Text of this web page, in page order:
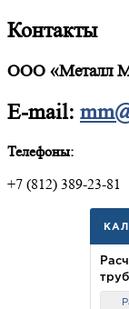
Контакты
ООО «Металл
E-mail:
Телефоны:
+7 (812) 389-23-81